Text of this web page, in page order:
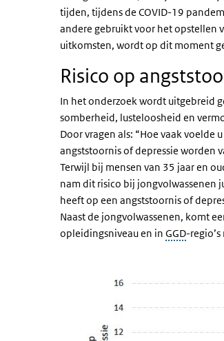
tijden, tijdens de COVID-19
andere gebruikt voor het opstellen
uitkomsten, wordt op dit moment
Risico op
In het onderzoek wordt uitgebreid
somberheid, lusteloosheid en
Door vragen als: “Hoe vaak voelde
angststoornis of depressie worden
Terwijl bij mensen van 35 jaar en
nam dit risico bij jongvolwassenen
heeft op een angststoornis of
Naast de jongvolwassenen, komt
opleidingsniveau en in GGD-